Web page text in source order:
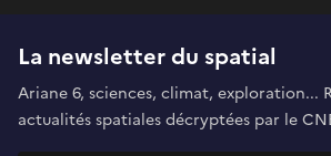
La newsletter du spatial
Ariane 6, sciences, climat, exploration...
actualités spatiales décryptées par le